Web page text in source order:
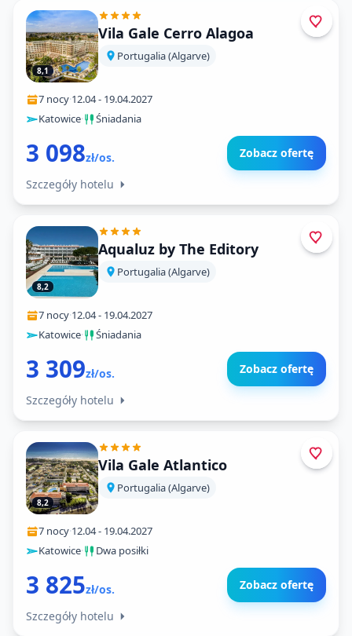
8,1
Vila Gale Cerro Alagoa
Portugalia (Algarve)
7 nocy·12.04- 19.04.2027
Katowice· Śniadania
3 098zł/os. Zobacz ofertę
Szczegóły hotelu
8,2
Aqualuz by The Editory
Portugalia (Algarve)
7 nocy·12.04- 19.04.2027
Katowice· Śniadania
3 309zł/os. Zobacz ofertę
Szczegóły hotelu
8,2
Vila Gale Atlantico
Portugalia (Algarve)
7 nocy·12.04- 19.04.2027
Katowice· Dwa posiłki
3 825zł/os. Zobacz ofertę
Szczegóły hotelu